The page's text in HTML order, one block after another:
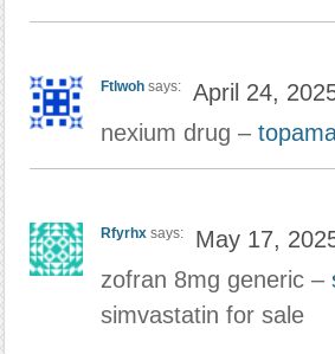
Ftlwoh says:
April 24,
nexium drug –
Rfyrhx says:
May 17,
zofran 8mg generic –
simvastatin for sale